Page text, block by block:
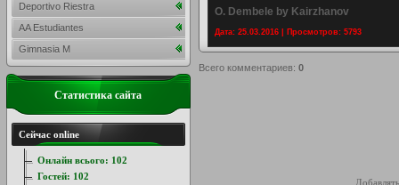
O. Dembele by Kairzhanov
Дата: 25.03.2016 | Просмотров: 5793
Всего комментариев: 0
Deportivo Riestra
AA Estudiantes
Gimnasia M
Статистика сайта
Сейчас online
Онлайн всього: 102
Гостей: 102